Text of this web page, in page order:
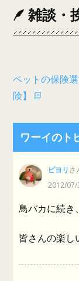
雑談・
ペットの保険
険】
ワーイのト
ピヨリさ
2012/07/
鳥バカに続き
皆さんの楽